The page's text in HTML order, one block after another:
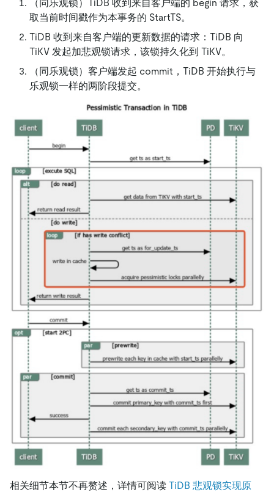
（同乐观锁）TiDB 收到来自客户端的 begin 请求，获
取当前时间戳作为本事务的 StartTS。
TiDB 收到来自客户端的更新数据的请求：TiDB 向
TiKV 发起加悲观锁请求，该锁持久化到 TiKV。
（同乐观锁）客户端发起 commit，TiDB 开始执行与
乐观锁一样的两阶段提交。
相关细节本节不再赘述，详情可阅读 TiDB 悲观锁实现原